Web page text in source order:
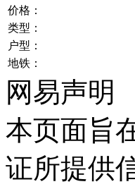
价格：
类型：
户型：
地铁：
网易声明
本页面旨
证所提供